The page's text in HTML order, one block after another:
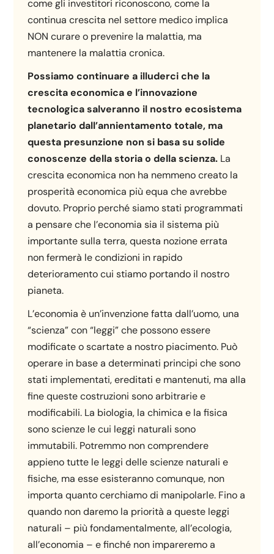
come gli investitori riconoscono, come la
continua crescita nel settore medico implica
NON curare o prevenire la malattia, ma
mantenere la malattia cronica.
Possiamo continuare a illuderci che la
crescita economica e l’innovazione
tecnologica salveranno il nostro ecosistema
planetario dall’annientamento totale, ma
questa presunzione non si basa su solide
conoscenze della storia o della scienza. La
crescita economica non ha nemmeno creato la
prosperità economica più equa che avrebbe
dovuto. Proprio perché siamo stati programmati
a pensare che l’economia sia il sistema più
importante sulla terra, questa nozione errata
non fermerà le condizioni in rapido
deterioramento cui stiamo portando il nostro
pianeta.
L’economia è un’invenzione fatta dall’uomo, una
“scienza” con “leggi” che possono essere
modificate o scartate a nostro piacimento. Può
operare in base a determinati principi che sono
stati implementati, ereditati e mantenuti, ma alla
fine queste costruzioni sono arbitrarie e
modificabili. La biologia, la chimica e la fisica
sono scienze le cui leggi naturali sono
immutabili. Potremmo non comprendere
appieno tutte le leggi delle scienze naturali e
fisiche, ma esse esisteranno comunque, non
importa quanto cerchiamo di manipolarle. Fino a
quando non daremo la priorità a queste leggi
naturali – più fondamentalmente, all’ecologia,
all’economia – e finché non impareremo a